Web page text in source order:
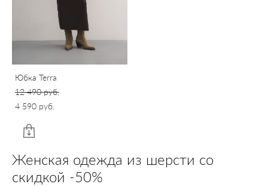
Юбка Terra
12 490 pуб.
4 590 pуб.
Женская одежда из шерсти со
скидкой -50%